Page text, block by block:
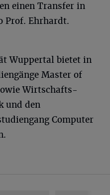
einen Transfer in
Prof. Ehrhardt.
Wuppertal bietet in
Master of
Wirtschafts-
und den
Computer